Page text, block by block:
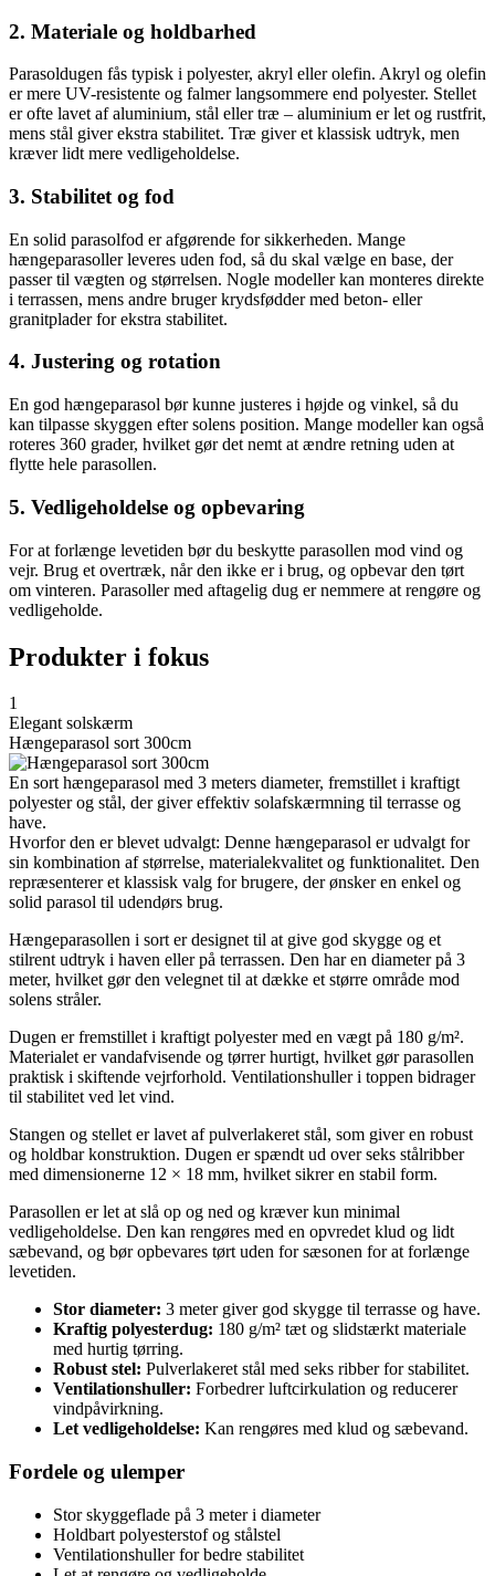
2. Materiale og holdbarhed
Parasoldugen fås typisk i polyester, akryl eller olefin. Akryl og olefin
er mere UV-resistente og falmer langsommere end polyester. Stellet
er ofte lavet af aluminium, stål eller træ – aluminium er let og rustfrit,
mens stål giver ekstra stabilitet. Træ giver et klassisk udtryk, men
kræver lidt mere vedligeholdelse.
3. Stabilitet og fod
En solid parasolfod er afgørende for sikkerheden. Mange
hængeparasoller leveres uden fod, så du skal vælge en base, der
passer til vægten og størrelsen. Nogle modeller kan monteres direkte
i terrassen, mens andre bruger krydsfødder med beton- eller
granitplader for ekstra stabilitet.
4. Justering og rotation
En god hængeparasol bør kunne justeres i højde og vinkel, så du
kan tilpasse skyggen efter solens position. Mange modeller kan også
roteres 360 grader, hvilket gør det nemt at ændre retning uden at
flytte hele parasollen.
5. Vedligeholdelse og opbevaring
For at forlænge levetiden bør du beskytte parasollen mod vind og
vejr. Brug et overtræk, når den ikke er i brug, og opbevar den tørt
om vinteren. Parasoller med aftagelig dug er nemmere at rengøre og
vedligeholde.
Produkter i fokus
1
Elegant solskærm
Hængeparasol sort 300cm
En sort hængeparasol med 3 meters diameter, fremstillet i kraftigt
polyester og stål, der giver effektiv solafskærmning til terrasse og
have.
Hvorfor den er blevet udvalgt: Denne hængeparasol er udvalgt for
sin kombination af størrelse, materialekvalitet og funktionalitet. Den
repræsenterer et klassisk valg for brugere, der ønsker en enkel og
solid parasol til udendørs brug.
Hængeparasollen i sort er designet til at give god skygge og et
stilrent udtryk i haven eller på terrassen. Den har en diameter på 3
meter, hvilket gør den velegnet til at dække et større område mod
solens stråler.
Dugen er fremstillet i kraftigt polyester med en vægt på 180 g/m².
Materialet er vandafvisende og tørrer hurtigt, hvilket gør parasollen
praktisk i skiftende vejrforhold. Ventilationshuller i toppen bidrager
til stabilitet ved let vind.
Stangen og stellet er lavet af pulverlakeret stål, som giver en robust
og holdbar konstruktion. Dugen er spændt ud over seks stålribber
med dimensionerne 12 × 18 mm, hvilket sikrer en stabil form.
Parasollen er let at slå op og ned og kræver kun minimal
vedligeholdelse. Den kan rengøres med en opvredet klud og lidt
sæbevand, og bør opbevares tørt uden for sæsonen for at forlænge
levetiden.
Stor diameter: 3 meter giver god skygge til terrasse og have.
Kraftig polyesterdug: 180 g/m² tæt og slidstærkt materiale
med hurtig tørring.
Robust stel: Pulverlakeret stål med seks ribber for stabilitet.
Ventilationshuller: Forbedrer luftcirkulation og reducerer
vindpåvirkning.
Let vedligeholdelse: Kan rengøres med klud og sæbevand.
Fordele og ulemper
Stor skyggeflade på 3 meter i diameter
Holdbart polyesterstof og stålstel
Ventilationshuller for bedre stabilitet